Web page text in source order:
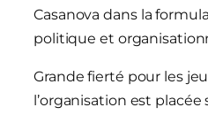
Casanova dans la
politique et
Grande fierté pour les
l’organisation est placée